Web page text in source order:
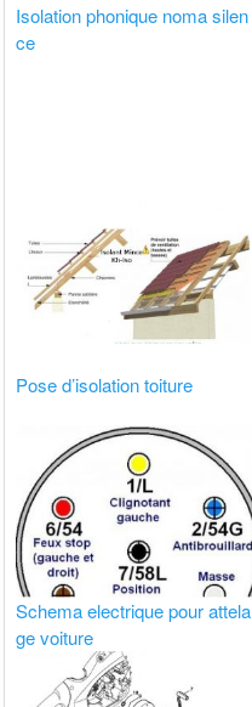
Isolation phonique noma silen
ce
Pose d’isolation toiture
Schema electrique pour attela
ge voiture